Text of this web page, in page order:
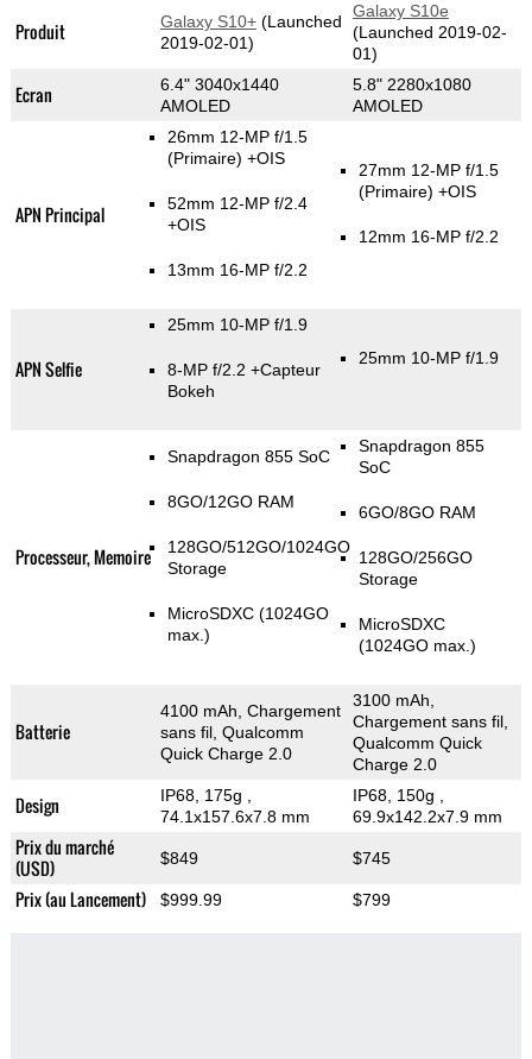
Produit Galaxy S10+(Launched
2019-02-01)
Galaxy S10e
(Launched 2019-02-
01)
Ecran
6.4" 3040x1440
AMOLED
5.8" 2280x1080
AMOLED
APN Principal
26mm 12-MP f/1.5
(Primaire) +OIS
52mm 12-MP f/2.4
+OIS
13mm 16-MP f/2.2
27mm 12-MP f/1.5
(Primaire) +OIS
12mm 16-MP f/2.2
APN Selfie
25mm 10-MP f/1.9
8-MP f/2.2+Capteur
Bokeh
25mm 10-MP f/1.9
Processeur, Memoire
Snapdragon 855 SoC
8GO/12GO RAM
128GO/512GO/1024GO
Storage
MicroSDXC (1024GO
max.)
Snapdragon 855
SoC
6GO/8GO RAM
128GO/256GO
Storage
MicroSDXC
(1024GO max.)
Batterie
4100 mAh, Chargement
sans fil, Qualcomm
Quick Charge 2.0
3100 mAh,
Chargement sans fil,
Qualcomm Quick
Charge 2.0
Design IP68, 175g
74.1x157.6x7.8 mm
IP68, 150g
69.9x142.2x7.9 mm
Prix du marché
(USD)
$849 $745
Prix (au Lancement) $999.99 $799